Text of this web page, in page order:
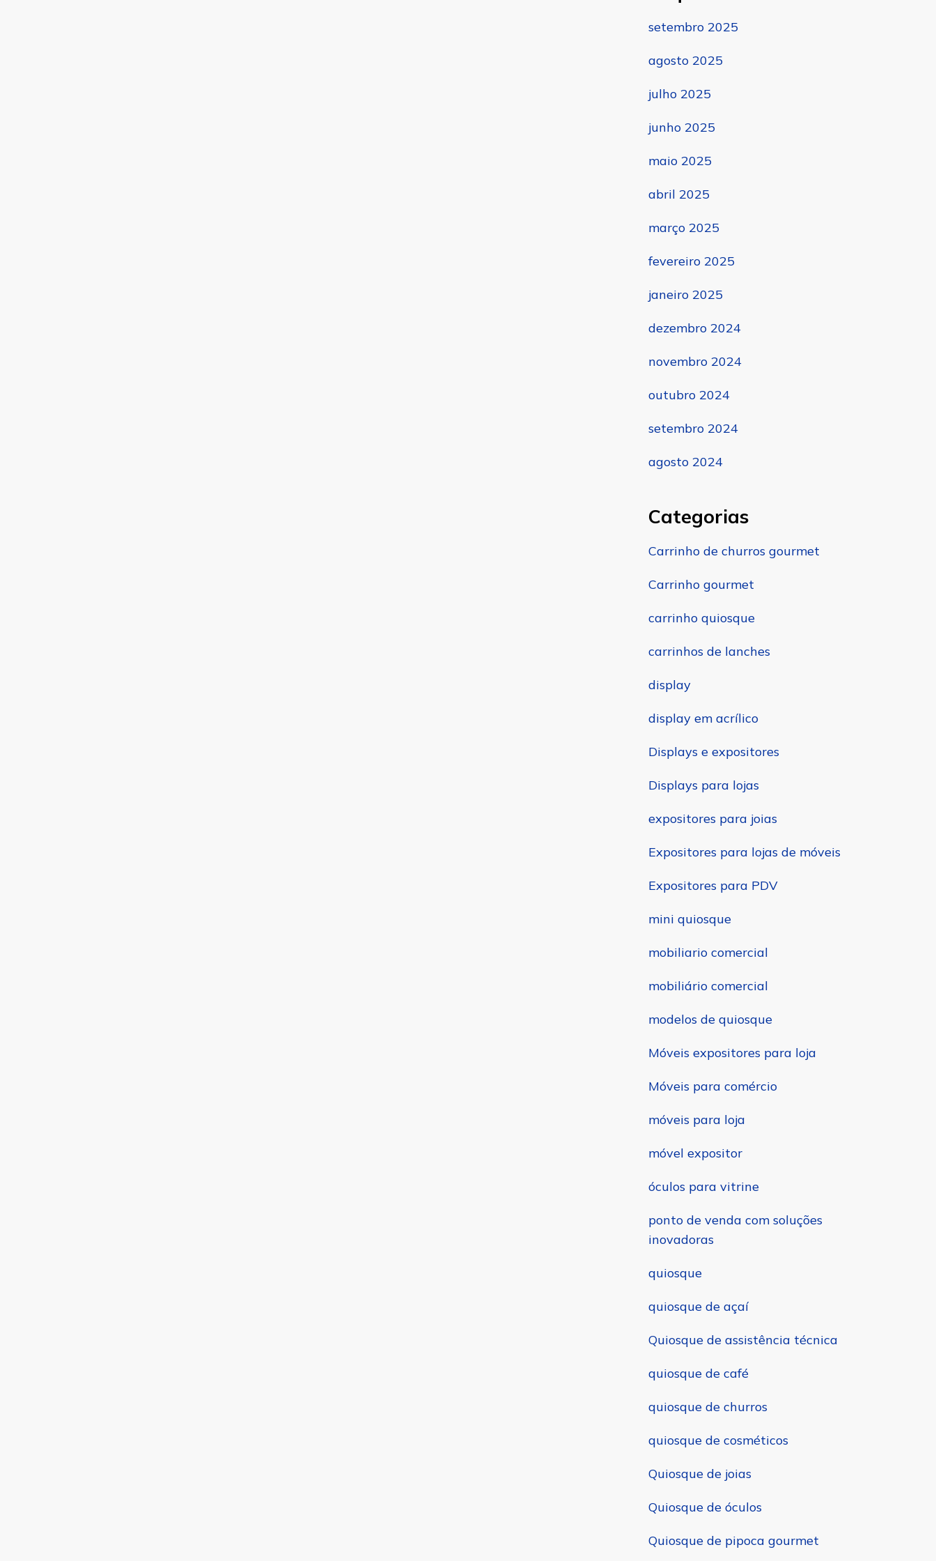
setembro 2025
agosto 2025
julho 2025
junho 2025
maio 2025
abril 2025
março 2025
fevereiro 2025
janeiro 2025
dezembro 2024
novembro 2024
outubro 2024
setembro 2024
agosto 2024
Categorias
Carrinho de churros gourmet
Carrinho gourmet
carrinho quiosque
carrinhos de lanches
display
display em acrílico
Displays e expositores
Displays para lojas
expositores para joias
Expositores para lojas de móveis
Expositores para PDV
mini quiosque
mobiliario comercial
mobiliário comercial
modelos de quiosque
Móveis expositores para loja
Móveis para comércio
móveis para loja
móvel expositor
óculos para vitrine
ponto de venda com soluções
inovadoras
quiosque
quiosque de açaí
Quiosque de assistência técnica
quiosque de café
quiosque de churros
quiosque de cosméticos
Quiosque de joias
Quiosque de óculos
Quiosque de pipoca gourmet